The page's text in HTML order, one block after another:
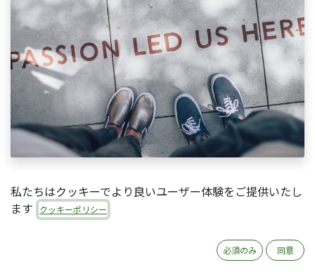
はじめに
私自身人材育成をしている意識がなく、今後採用し
私たちはクッキーでより良いユーザー体験をご提供いたし
ます
クッキーポリシー
必須のみ 同意